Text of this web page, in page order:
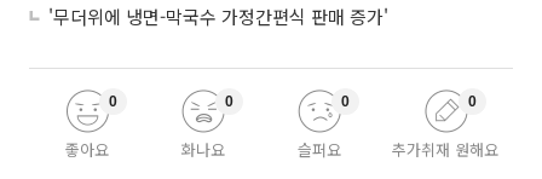
'무더위에 냉면-막국수 가정간편식 판매 증가'
좋아요
0
화나요
0
슬퍼요
0
추가취재 원해요
0